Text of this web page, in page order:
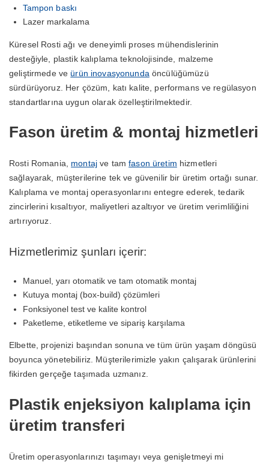
Tampon baskı
Lazer markalama
Küresel Rosti ağı ve deneyimli proses mühendislerinin
desteğiyle, plastik kalıplama teknolojisinde, malzeme
geliştirmede ve ürün inovasyonunda öncülüğümüzü
sürdürüyoruz. Her çözüm, katı kalite, performans ve regülasyon
standartlarına uygun olarak özelleştirilmektedir.
Fason üretim & montaj hizmetleri
Rosti Romania, montajve tamfason üretim hizmetleri
sağlayarak, müşterilerine tek ve güvenilir bir üretim ortağı sunar.
Kalıplama ve montaj operasyonlarını entegre ederek, tedarik
zincirlerini kısaltıyor, maliyetleri azaltıyor ve üretim verimliliğini
artırıyoruz.
Hizmetlerimiz şunları içerir:
Manuel, yarı otomatik ve tam otomatik montaj
Kutuya montaj (box-build) çözümleri
Fonksiyonel test ve kalite kontrol
Paketleme, etiketleme ve sipariş karşılama
Elbette, projenizi başından sonuna ve tüm ürün yaşam döngüsü
boyunca yönetebiliriz. Müşterilerimizle yakın çalışarak ürünlerini
fikirden gerçeğe taşımada uzmanız.
Plastik enjeksiyon kalıplama için
üretim transferi
Üretim operasyonlarınızı taşımayı veya genişletmeyi mi